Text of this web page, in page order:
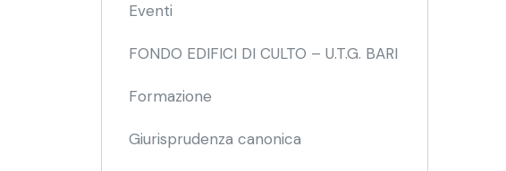
Eventi
FONDO EDIFICI DI CULTO – U.T.G. BARI
Formazione
Giurisprudenza canonica